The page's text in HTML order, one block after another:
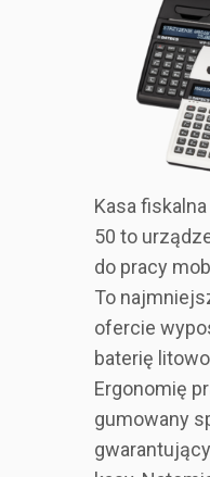
Kasa fiskalna
50 to
do pracy
To
ofercie
baterię
Ergonomię
gumowany